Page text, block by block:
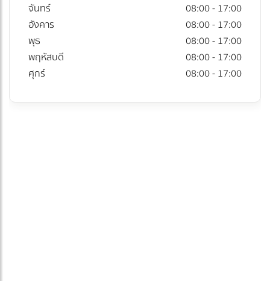
จันทร์
08:00 - 17:00
อังคาร
08:00 - 17:00
พุธ
08:00 - 17:00
พฤหัสบดี
08:00 - 17:00
ศุกร์
08:00 - 17:00